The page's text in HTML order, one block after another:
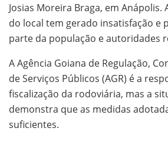
Josias Moreira Braga, em Anápolis.
do local tem gerado insatisfação e
parte da população e autoridades
A Agência Goiana de Regulação,
de Serviços Públicos (AGR) é a
fiscalização da rodoviária, mas a
demonstra que as medidas
suficientes.